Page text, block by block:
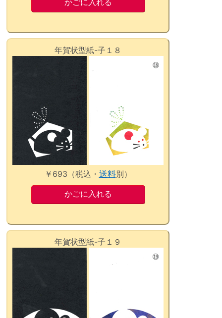
年賀状型紙-子１８
￥693（税込・ 送料別）
年賀状型紙-子１９